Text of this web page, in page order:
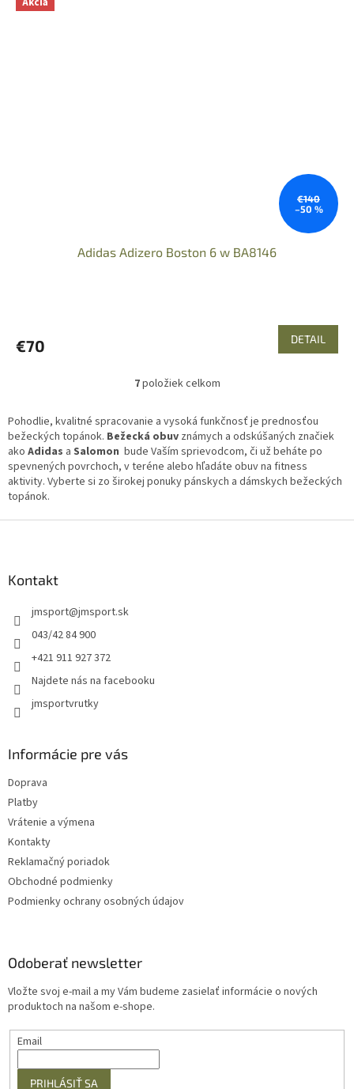
€140
–50 %
Adidas Adizero Boston 6 w BA8146
€70 DETAIL
O
l
á
d
a
c
p
7položiek celkom
Pohodlie, kvalitné spracovanie a vysoká funkčnosť je prednosťou
bežeckých topánok. Bežecká obuv známych a odskúšaných značiek
ako Adidas a Salomon bude Vaším sprievodcom, či už beháte po
spevnených povrchoch, v teréne alebo hľadáte obuv na fitness
aktivity. Vyberte si zo širokej ponuky pánskych a dámskych bežeckých
topánok.
Kontakt
jmsport@jmsport.sk
043/42 84 900
+421 911 927 372
Najdete nás na facebooku
jmsportvrutky
Informácie pre vás
Doprava
Platby
Vrátenie a výmena
Kontakty
Reklamačný poriadok
Obchodné podmienky
Podmienky ochrany osobných údajov
Odoberať newsletter
Vložte svoj e-mail a my Vám budeme zasielať informácie o nových
produktoch na našom e-shope.
Email
PRIHLÁSIŤ SA